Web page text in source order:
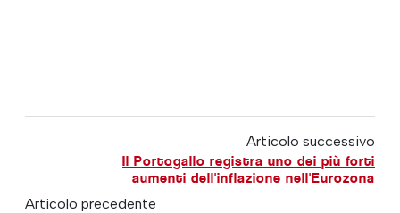
Articolo successivo
Il Portogallo registra uno dei più forti
aumenti dell'inflazione nell'Eurozona
Articolo precedente